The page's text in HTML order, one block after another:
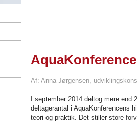
Af: Anna Jørgensen,
I september 2014 deltog mere
deltagerantal i AquaKonferencens
teori og praktik. Det stiller store